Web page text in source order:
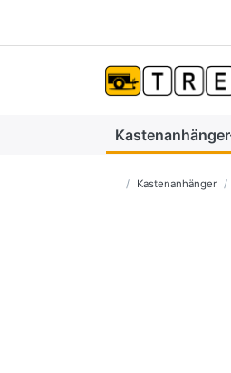
Kastenanhänger
Startseite
Kastenanhänger